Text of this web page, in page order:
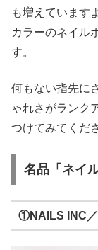
も増えています
カラーのネイル
す。
何もない指先に
ゃれさがランク
つけてみてくだ
名品「ネイ
①NAILS INC／